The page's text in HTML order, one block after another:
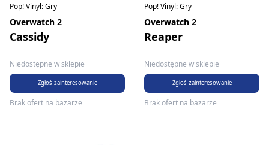
Pop! Vinyl: Gry
Overwatch 2
Cassidy
Niedostępne w sklepie
Zgłoś zainteresowanie
Brak ofert na bazarze
Pop! Vinyl: Gry
Overwatch 2
Reaper
Niedostępne w sklepie
Zgłoś zainteresowanie
Brak ofert na bazarze